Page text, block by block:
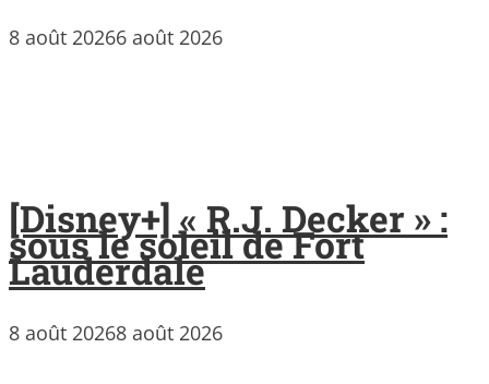
8 août 20266 août 2026
[Disney+] « R.J. Decker » :
sous le soleil de Fort
Lauderdale
8 août 20268 août 2026